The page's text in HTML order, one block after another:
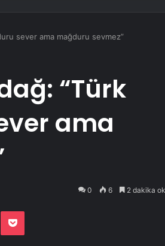
sever ama mağduru sevmez”
“Türk
ama
0 6 2 dakika
Pocket